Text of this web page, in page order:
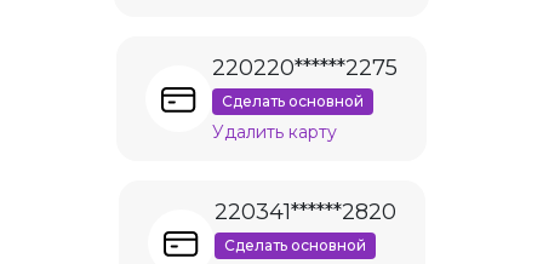
220220******2275
Сделать основной
Удалить карту
220341******2820
Сделать основной